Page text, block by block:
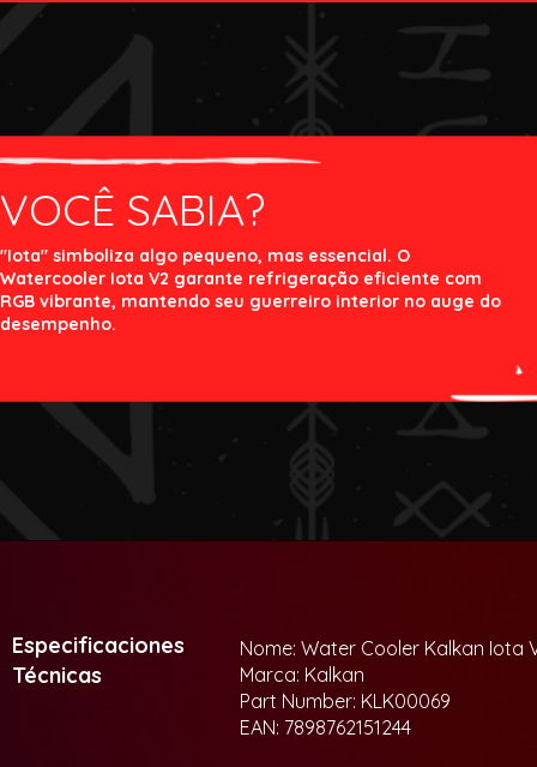
VOCÊ SABIA?
"Iota" simboliza algo pequeno, mas essencial. O
Watercooler Iota V2 garante refrigeração eficiente com
RGB vibrante, mantendo seu guerreiro interior no auge do
desempenho.
Especificaciones
Técnicas
Nome: Water Cooler Kalkan Iota
Marca: Kalkan
Part Number: KLK00069
EAN: 7898762151244